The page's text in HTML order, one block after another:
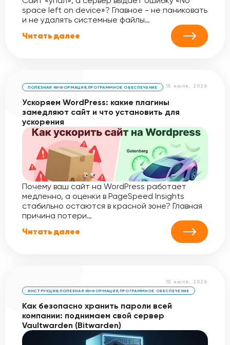
space left on device»? Главное - не паниковать
и не удалять системные файлы…
Читать далее
15 июля, 2026
ПОЛЕЗНАЯ ИНФОРМАЦИЯ,ПРОГРАММНОЕ ОБЕСПЕЧЕНИЕ
Ускоряем WordPress: какие плагины
замедляют сайт и что установить для
ускорения
Почему ваш сайт на WordPress работает
медленно, а оценки в PageSpeed Insights
стабильно остаются в красной зоне? Главная
причина потери…
Читать далее
15 июля, 2026
ИНСТРУКЦИИ,ПОЛЕЗНАЯ ИНФОРМАЦИЯ,ПРОГРАММНОЕ ОБЕСПЕЧЕНИЕ
Как безопасно хранить пароли всей
компании: поднимаем свой сервер
Vaultwarden (Bitwarden)